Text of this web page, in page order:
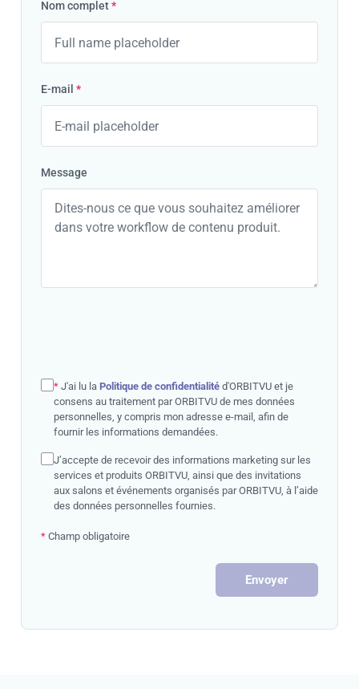
Nom complet*
E-mail *
Message
* J'ai lu la Politique de confidentialité d'ORBITVU et je
consens au traitement par ORBITVU de mes données
personnelles, y compris mon adresse e-mail, afin de
fournir les informations demandées.
J’accepte de recevoir des informations marketing sur les
services et produits ORBITVU, ainsi que des invitations
aux salons et événements organisés par ORBITVU, à l’aide
des données personnelles fournies.
* Champ obligatoire
Envoyer